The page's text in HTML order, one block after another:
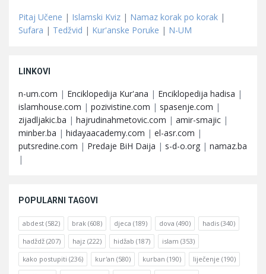
Pitaj Učene | Islamski Kviz | Namaz korak po korak |
Sufara | Tedžvid | Kur'anske Poruke | N-UM
LINKOVI
n-um.com | Enciklopedija Kur'ana | Enciklopedija hadisa |
islamhouse.com | pozivistine.com | spasenje.com |
zijadljakic.ba | hajrudinahmetovic.com | amir-smajic |
minber.ba | hidayaacademy.com | el-asr.com |
putsredine.com | Predaje BiH Daija | s-d-o.org | namaz.ba
|
POPULARNI TAGOVI
abdest (582) brak (608) djeca (189) dova (490) hadis (340)
hadždž (207) hajz (222) hidžab (187) islam (353)
kako postupiti (236) kur'an (580) kurban (190) liječenje (190)